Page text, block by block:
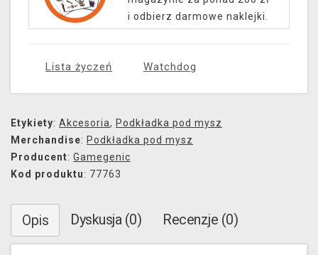
i odbierz darmowe naklejki.
Lista życzeń Watchdog
Etykiety: Akcesoria, Podkładka pod mysz
Merchandise: Podkładka pod mysz
Producent: Gamegenic
Kod produktu: 77763
Opis Dyskusja (0) Recenzje (0)